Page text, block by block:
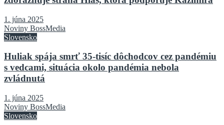
1. júna 2025
Noviny BossMedia
Slovensko
Huliak spája smrť 35-tisíc dôchodcov cez pandémiu
s vedcami, situácia okolo pandémia nebola
zvládnutá
1. júna 2025
Noviny BossMedia
Slovensko